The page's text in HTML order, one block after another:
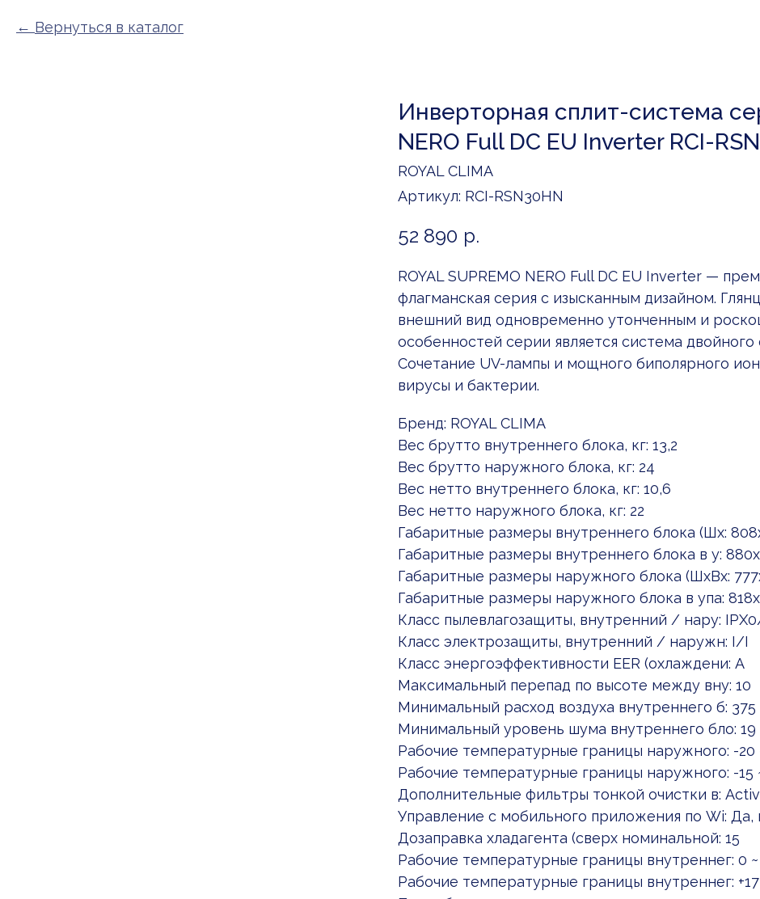
Вернуться в каталог
Инверторная сплит-система
NERO Full DC EU Inverter RCI-
ROYAL CLIMA
Артикул: RCI-RSN30HN
52 890 р.
ROYAL SUPREMO NERO Full DC EU Inverter —
флагманская серия с изысканным дизайном.
внешний вид одновременно утонченным и
особенностей серии является система двойного
Сочетание UV-лампы и мощного биполярного
вирусы и бактерии.
Бренд: ROYAL CLIMA
Вес брутто внутреннего блока, кг: 13,2
Вес брутто наружного блока, кг: 24
Вес нетто внутреннего блока, кг: 10,6
Вес нетто наружного блока, кг: 22
Габаритные размеры внутреннего блока (Шx:
Габаритные размеры внутреннего блока в у:
Габаритные размеры наружного блока (ШxВx:
Габаритные размеры наружного блока в упа:
Класс пылевлагозащиты, внутренний / нару:
Класс электрозащиты, внутренний / наружн: I/I
Класс энергоэффективности EER (охлаждени: A
Максимальный перепад по высоте между вну: 10
Минимальный расход воздуха внутреннего б: 375
Минимальный уровень шума внутреннего бло: 19
Рабочие температурные границы наружного: -20
Рабочие температурные границы наружного: -15
Дополнительные фильтры тонкой очистки в:
Управление c мобильного приложения по Wi: Да,
Дозаправка хладагента (сверх номинальной: 15
Рабочие температурные границы внутреннег: 0 ~
Рабочие температурные границы внутреннег: +17